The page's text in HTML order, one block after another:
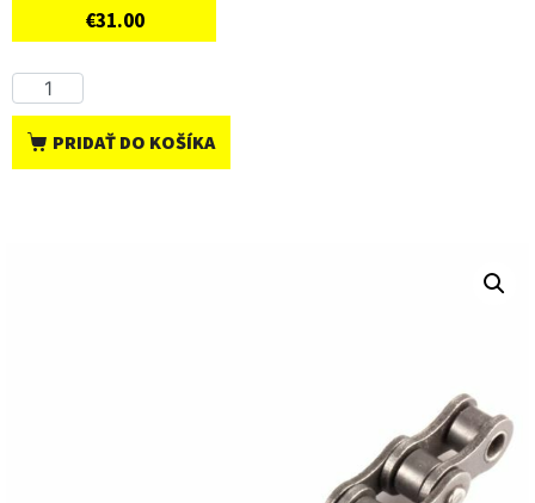
€31.00
PRIDAŤ DO KOŠÍKA